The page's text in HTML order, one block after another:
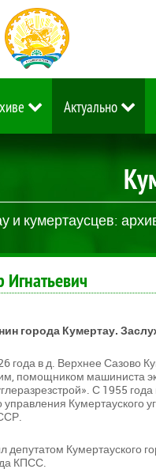
Актуально
и кумертаусцев:
города Кумертау.
года в д. Верхнее Сазово
помощником машиниста
С 1955
Кумертауского
Кумертауского
КПСС.